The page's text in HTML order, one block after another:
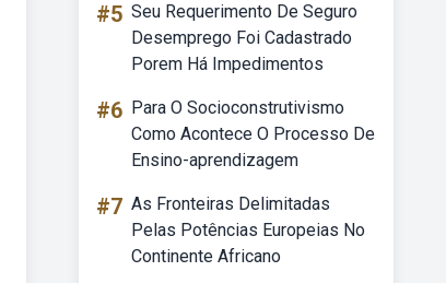
#5 Seu Requerimento De Seguro
Desemprego Foi Cadastrado
Porem Há Impedimentos
#6 Para O Socioconstrutivismo
Como Acontece O Processo De
Ensino-aprendizagem
#7 As Fronteiras Delimitadas
Pelas Potências Europeias No
Continente Africano